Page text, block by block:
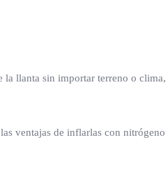
la llanta sin importar terreno o clima,